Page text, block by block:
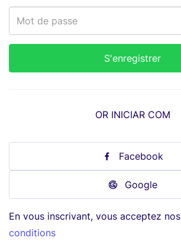
OR INICIAR COM
Facebook
Google
En vous inscrivant, vous acceptez nos
conditions